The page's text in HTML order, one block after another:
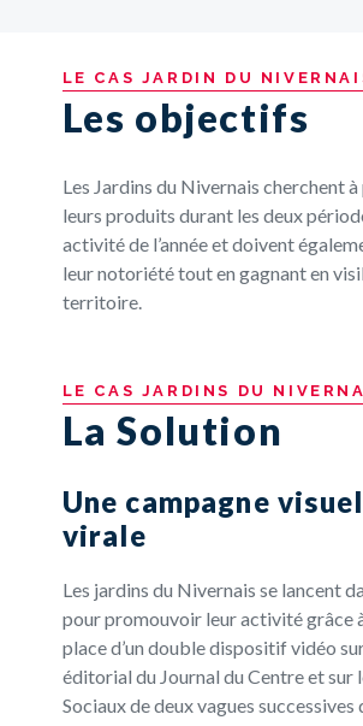
LE CAS JARDIN DU
Les objectifs
Les Jardins du Nivernais cherchent
leurs produits durant les deux
activité de l’année et doivent
leur notoriété tout en gagnant en
territoire.
LE CAS JARDINS DU
La Solution
Une campagne
virale
Les jardins du Nivernais se lancent
pour promouvoir leur activité grâce
place d’un double dispositif vidéo
éditorial du Journal du Centre et sur
Sociaux de deux vagues successives